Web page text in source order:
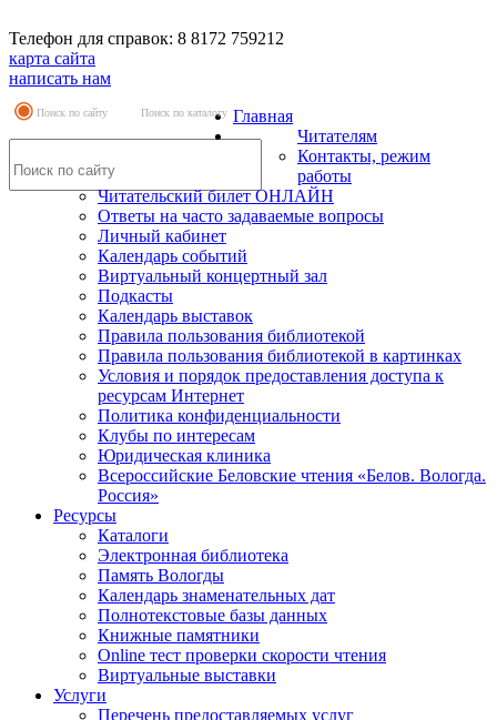
Телефон для справок: 8 8172 759212
карта сайта
написать нам
Поиск по сайту Поиск по каталогу Главная
Читателям
Контакты, режим
работы
Читательский билет ОНЛАЙН
Ответы на часто задаваемые вопросы
Личный кабинет
Календарь событий
Виртуальный концертный зал
Подкасты
Календарь выставок
Правила пользования библиотекой
Правила пользования библиотекой в картинках
Условия и порядок предоставления доступа к
ресурсам Интернет
Политика конфиденциальности
Клубы по интересам
Юридическая клиника
Всероссийские Беловские чтения «Белов. Вологда.
Россия»
Ресурсы
Каталоги
Электронная библиотека
Память Вологды
Календарь знаменательных дат
Полнотекстовые базы данных
Книжные памятники
Online тест проверки скорости чтения
Виртуальные выставки
Услуги
Перечень предоставляемых услуг